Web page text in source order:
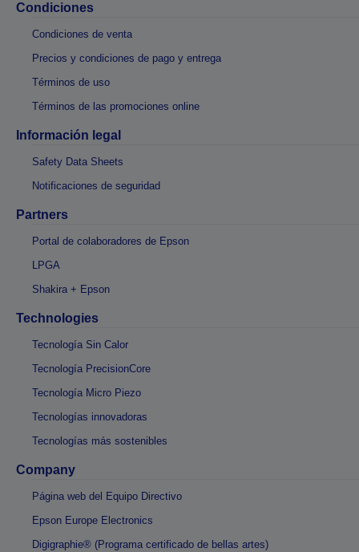
Condiciones
Condiciones de venta
Precios y condiciones de pago y entrega
Términos de uso
Términos de las promociones online
Información legal
Safety Data Sheets
Notificaciones de seguridad
Partners
Portal de colaboradores de Epson
LPGA
Shakira + Epson
Technologies
Tecnología Sin Calor
Tecnología PrecisionCore
Tecnología Micro Piezo
Tecnologías innovadoras
Tecnologías más sostenibles
Company
Página web del Equipo Directivo
Epson Europe Electronics
Digigraphie® (Programa certificado de bellas artes)